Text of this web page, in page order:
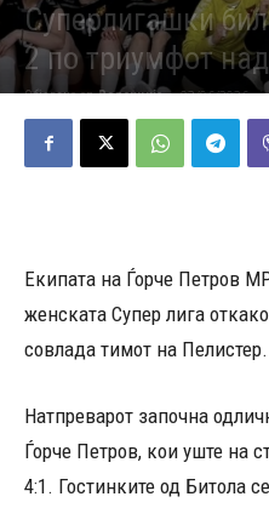
Суперлигашки
2 по триумфот
Објавено од Редакција - 03/06/2026
Екипата на Ѓорче Петров
женската Супер лига
совлада тимот на Пелистер.
Натпреварот започна
Ѓорче Петров, кои уште на
4:1. Гостинките од Битола